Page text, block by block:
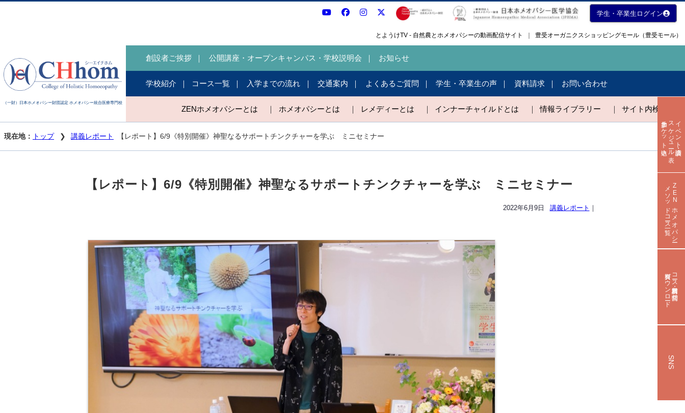
学生・卒業生ログイン
とようけTV - 自然農とホメオパシーの動画配信サイト 豊受オーガニクスショッピングモール（豊受モール）
（一財）日本ホメオパシー財団認定 ホメオパシー統合医療専門校
創設者ご挨拶 公開講座・オープンキャンパス・学校説明会 お知らせ
学校紹介 コース一覧 入学までの流れ 交通案内 よくあるご質問 学生・卒業生の声 資料請求 お問い合わせ
ZENホメオパシーとは ホメオパシーとは レメディーとは インナーチャイルドとは 情報ライブラリー サイト内検索
イベント・講演会
スケジュール表
参加チケット申込
ZENホメオパシー
メソッドコース一覧
コース資料請求・お問合せ
資料ダウンロード
SNS
現在地： トップ 講義レポート 【レポート】6/9《特別開催》神聖なるサポートチンクチャーを学ぶ ミニセミナー
【レポート】6/9《特別開催》神聖なるサポートチンクチャーを学ぶ ミニセミナー
2022年6月9日 講義レポート ｜